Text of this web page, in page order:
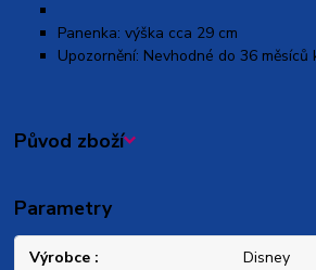
Panenka: výška cca 29 cm
Upozornění: Nevhodné do 36 měsíců
Původ zboží
Parametry
Výrobce Disney